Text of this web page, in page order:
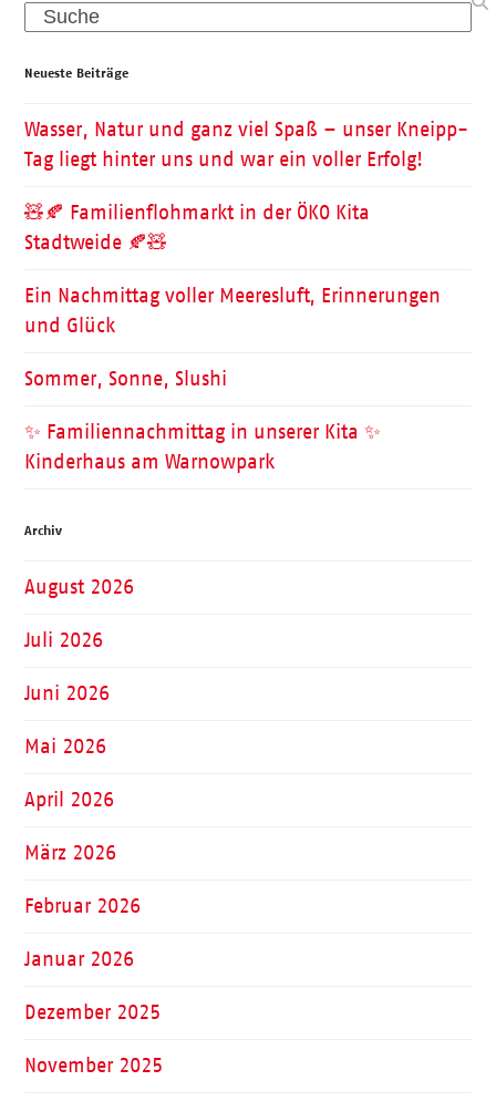
Search
Neueste Beiträge
Wasser, Natur und ganz viel Spaß – unser Kneipp-
Tag liegt hinter uns und war ein voller Erfolg!
🧸🍂 Familienflohmarkt in der ÖKO Kita
Stadtweide 🍂🧸
Ein Nachmittag voller Meeresluft, Erinnerungen
und Glück
Sommer, Sonne, Slushi
✨ Familiennachmittag in unserer Kita ✨
Kinderhaus am Warnowpark
Archiv
August 2026
Juli 2026
Juni 2026
Mai 2026
April 2026
März 2026
Februar 2026
Januar 2026
Dezember 2025
November 2025